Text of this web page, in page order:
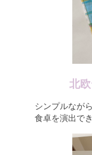
北
シンプルなが
食卓を演出で